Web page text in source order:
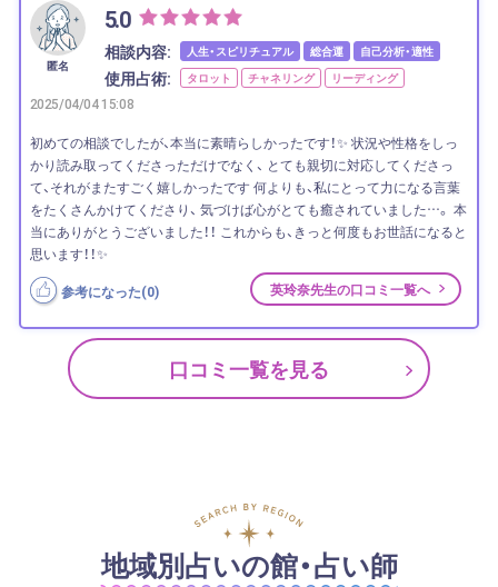
匿名
5.0
相談内容: 人生・スピリチュアル 総合運 自己分析・適性
使用占術: タロット チャネリング リーディング
2025/04/04 15:08
初めての相談でしたが、本当に素晴らしかったです！✨ 状況や性格をしっ
かり読み取ってくださっただけでなく、 とても親切に対応してくださっ
て、それがまたすごく嬉しかったです 何よりも、私にとって力になる言葉
をたくさんかけてくださり、 気づけば心がとても癒されていました…。 本
当にありがとうございました！！ これからも、きっと何度もお世話になると
思います！！✨
参考になった(0) 英玲奈先生の口コミ一覧へ
口コミ一覧を見る
地域別占いの館・占い師